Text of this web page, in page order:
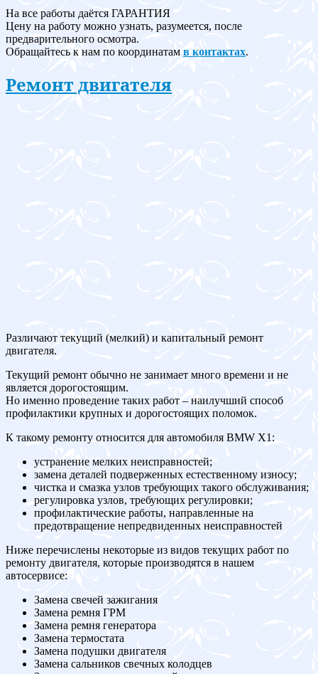
На все работы даётся ГАРАНТИЯ
Цену на работу можно узнать, разумеется, после
предварительного осмотра.
Обращайтесь к нам по координатам в контактах.
Ремонт двигателя
Различают текущий (мелкий) и капитальный ремонт
двигателя.
Текущий ремонт обычно не занимает много времени и не
является дорогостоящим.
Но именно проведение таких работ – наилучший способ
профилактики крупных и дорогостоящих поломок.
К такому ремонту относится для автомобиля BMW X1:
устранение мелких неисправностей;
замена деталей подверженных естественному износу;
чистка и смазка узлов требующих такого обслуживания;
регулировка узлов, требующих регулировки;
профилактические работы, направленные на
предотвращение непредвиденных неисправностей
Ниже перечислены некоторые из видов текущих работ по
ремонту двигателя, которые производятся в нашем
автосервисе:
Замена свечей зажигания
Замена ремня ГРМ
Замена ремня генератора
Замена термостата
Замена подушки двигателя
Замена сальников свечных колодцев